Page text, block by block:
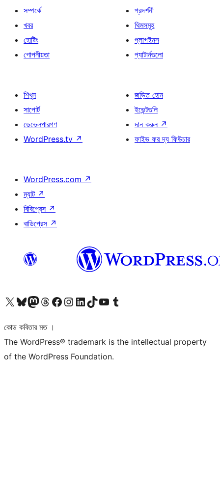
সম্পর্কে
খবর
হোষ্টিং
গোপনীয়তা
প্রদর্শনী
থিমসমূহ
প্লাগইনস
প্যাটার্নগুলো
শিখুন
সাপোর্ট
ডেভেলপারগণ
WordPress.tv ↗
জড়িত হোন
ইভেন্টগুলি
দান করুন ↗
ফাইভ ফর দ্য ফিউচার
WordPress.com ↗
ম্যাট ↗
বিবিপ্রেস ↗
বাডিপ্রেস ↗
আমাদের X (আগের টুইটার) অ্যাকাউন্টে যানআমাদের Bluesky অ্যাকাউন্টটি দেখুনআমাদের মাস্টোডন অ্যাকাউন্টটি দেখুনআমাদের থ্রেডস অ্যাকাউন্টটি দেখুনআমাদের ফেসবুক পেজ দেখুনআমাদের ইন্সটাগ্রাম অ্যাকাউন্ট দেখুনআমাদের লিঙ্কডইন অ্যাকাউন্টে যানআমাদের TikTok অ্যাকাউন্টটি দেখুনআমাদের ইউটিউব চ্যানেলে যান আমাদের টাম্বলার অ্যাকাউন্ট দেখুন
কোড কবিতার মত ।
The WordPress® trademark is the intellectual property
of the WordPress Foundation.